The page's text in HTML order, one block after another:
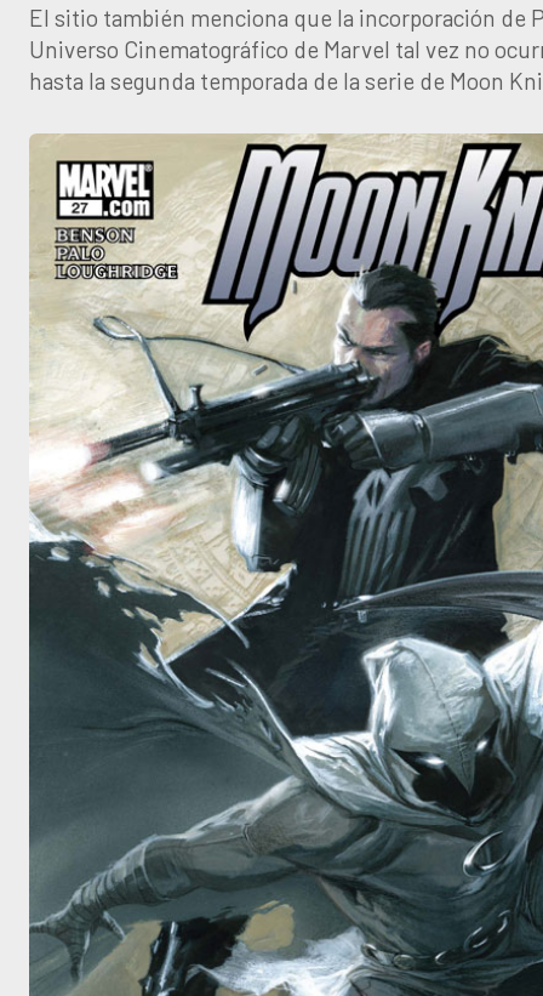
El sitio también menciona que la incorporación de
Universo Cinematográfico de Marvel tal vez no
hasta la segunda temporada de la serie de Moon